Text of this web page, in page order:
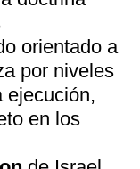
orientado a
por niveles
ejecución,
en los